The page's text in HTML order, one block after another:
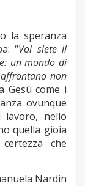
la speranza
“Voi siete il
un mondo di
non
Gesù come i
ovunque
lavoro, nello
quella gioia
che
Nardin